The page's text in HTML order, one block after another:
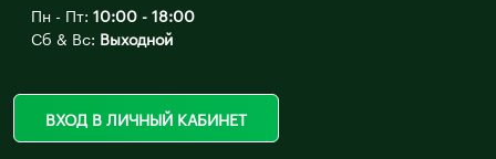
Пн - Пт: 10:00 - 18:00
Сб & Вс: Выходной
ВХОД В ЛИЧНЫЙ КАБИНЕТ